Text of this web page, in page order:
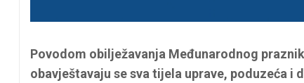
Povodom obilježavanja Međunarodnog
obavještavaju se sva tijela uprave, poduzeća i